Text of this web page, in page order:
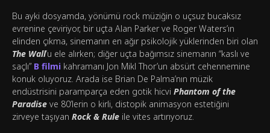
Bu ayki dosyamda, yönümü rock müziğin o uçsuz bucaksız
evrenine çeviriyor, bir uçta Alan Parker ve Roger Waters’ın
elinden çıkma, sinemanın en ağır psikolojik yüklerinden biri olan
The Wall’u ele alırken; diğer uçta bağımsız sinemanın “kaslı ve
saçlı” B filmi kahramanı Jon Mikl Thor’un absürt cehennemine
konuk oluyoruz. Arada ise Brian De Palma’nın müzik
endüstrisini paramparça eden gotik hicvi Phantom of the
Paradise ve 80’lerin o kirli, distopik animasyon estetiğini
zirveye taşıyan Rock & Rule ile vites artırıyoruz.